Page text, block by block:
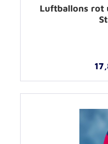
Luftballons rot